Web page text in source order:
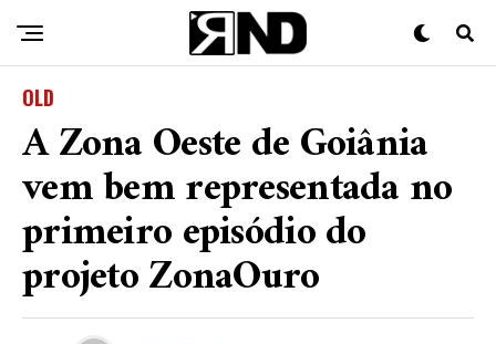
OLD
A Zona Oeste de Goiânia
vem bem representada no
primeiro episódio do
projeto ZonaOuro